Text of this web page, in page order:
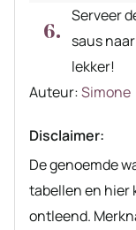
Serveer
saus
lekker!
Auteur
Auteur:Simone
Disclaimer:
De genoemde waardes zijn gebaseerd op standaard
tabellen en hier
ontleend.